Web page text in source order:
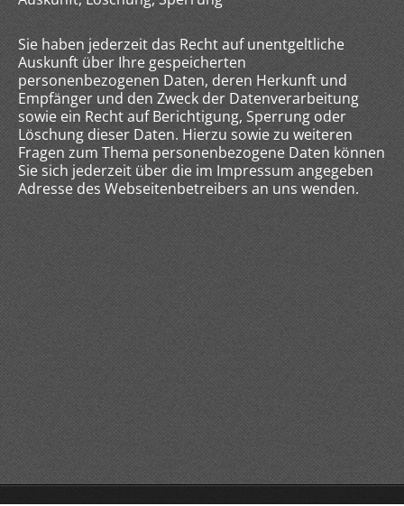
Sie haben jederzeit das Recht auf unentgeltliche
Auskunft über Ihre gespeicherten
personenbezogenen Daten, deren Herkunft und
Empfänger und den Zweck der Datenverarbeitung
sowie ein Recht auf Berichtigung, Sperrung oder
Löschung dieser Daten. Hierzu sowie zu weiteren
Fragen zum Thema personenbezogene Daten können
Sie sich jederzeit über die im Impressum angegeben
Adresse des Webseitenbetreibers an uns wenden.